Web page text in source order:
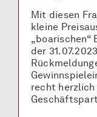
Mit diesen
kleine
„boarischen“
der
recht herzlich